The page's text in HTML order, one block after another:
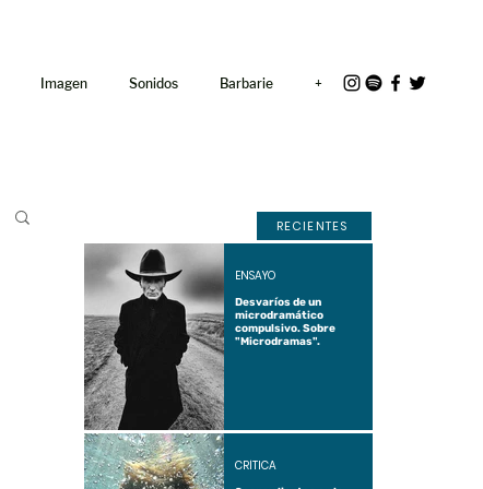
Imagen Sonidos Barbarie +
RECIENTES
Desvaríos de un
microdramático
compulsivo. Sobre
"Microdramas".
ENSAYO
CRÍTICA